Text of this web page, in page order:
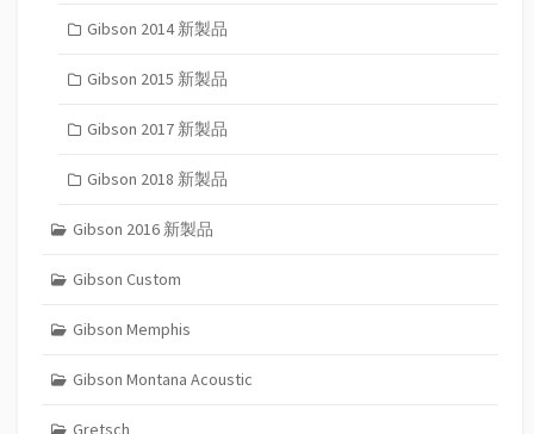
Gibson 2014 新製品
Gibson 2015 新製品
Gibson 2017 新製品
Gibson 2018 新製品
Gibson 2016 新製品
Gibson Custom
Gibson Memphis
Gibson Montana Acoustic
Gretsch